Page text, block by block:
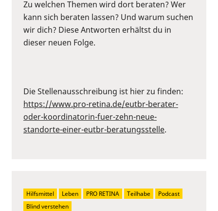
Zu welchen Themen wird dort beraten? Wer
kann sich beraten lassen? Und warum suchen
wir dich? Diese Antworten erhältst du in
dieser neuen Folge.
Die Stellenausschreibung ist hier zu finden:
https://www.pro-retina.de/eutbr-berater-
oder-koordinatorin-fuer-zehn-neue-
standorte-einer-eutbr-beratungsstelle.
Hilfsmittel Leben PRO RETINA Teilhabe
Podcast
Blind verstehen